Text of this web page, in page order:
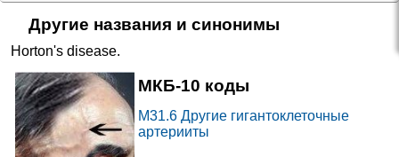
Покрышкина
Новосибирск, ул. Покрышкина, д.
1
+7(383..показать
Красном проспекте
Новосибирск, Красный пр-т, д.
163
+7(383
МЦ Звезда на
Космонавтов
Казань, ул. Космонавтов, д. 16
Другие названия и синонимы
Horton's disease.
МКБ-10 коды
M31.6 Другие гигантоклеточные
артерииты